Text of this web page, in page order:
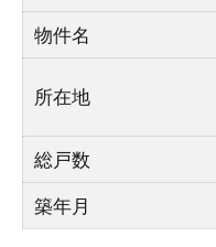
物件名
所在地
総戸数
築年月